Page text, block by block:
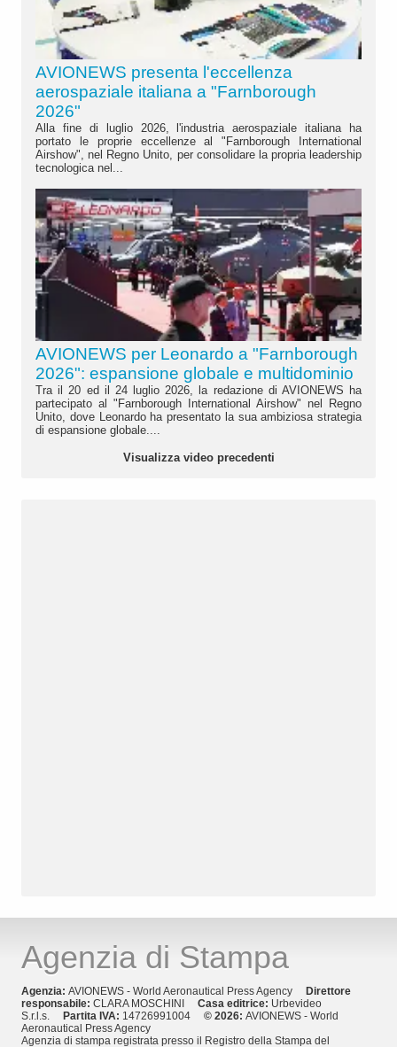
AVIONEWS presenta l'eccellenza
aerospaziale italiana a "Farnborough
2026"
Alla fine di luglio 2026, l'industria aerospaziale italiana ha
portato le proprie eccellenze al "Farnborough International
Airshow", nel Regno Unito, per consolidare la propria leadership
tecnologica nel...
AVIONEWS per Leonardo a "Farnborough
2026": espansione globale e multidominio
Tra il 20 ed il 24 luglio 2026, la redazione di AVIONEWS ha
partecipato al "Farnborough International Airshow" nel Regno
Unito, dove Leonardo ha presentato la sua ambiziosa strategia
di espansione globale....
Visualizza video precedenti
Agenzia di Stampa
Agenzia: AVIONEWS - World Aeronautical Press Agency
Direttore
responsabile: CLARA MOSCHINI Casa editrice: Urbevideo
S.r.l.s.
Partita IVA: 14726991004 © 2026: AVIONEWS - World
Aeronautical Press Agency
Agenzia di stampa registrata presso il Registro della Stampa del